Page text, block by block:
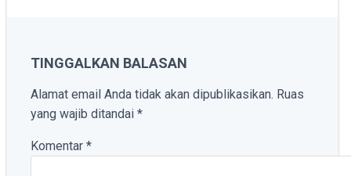
TINGGALKAN BALASAN
Alamat email Anda tidak akan dipublikasikan. Ruas
yang wajib ditandai *
Komentar *